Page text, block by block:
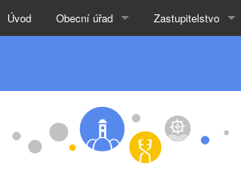
Úvod Obecní úřad Zastupitelstvo